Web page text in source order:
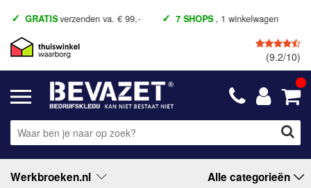
GRATIS verzenden va. € 99,- 7 SHOPS , 1 winkelwagen
(9.2/10)
Werkbroeken.nl Alle categorieën